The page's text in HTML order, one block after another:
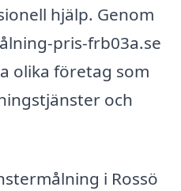
hjälp. Genom
pris-frb03a.se
olika företag som
och
i Rossö